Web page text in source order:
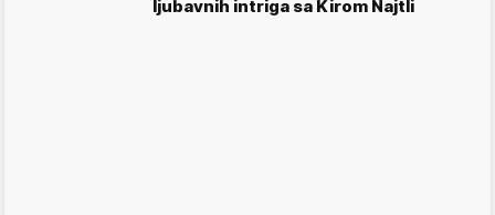
ljubavnih intriga sa Kirom Najtli